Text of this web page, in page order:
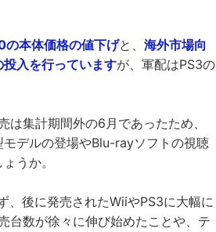
本体価格の値下げと、 海外市場向
入を行っていますが、軍配はPS3の
集計期間外の6月であったため、
デルの登場やBlu-rayソフトの視聴
うか。
、後に発売されたWiiやPS3に大幅に
台数が徐々に伸び始めたことや、テ